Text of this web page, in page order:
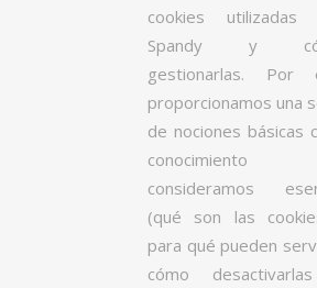
cookies utilizadas
Spandy y
gestionarlas. Por
proporcionamos una
de nociones básicas
conocimiento
consideramos
(qué son las
para qué pueden
cómo